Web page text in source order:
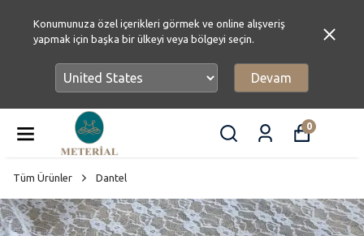
Konumunuza özel içerikleri görmek ve online alışveriş
yapmak için başka bir ülkeyi veya bölgeyi seçin.
Devam
0
Tüm Ürünler Dantel